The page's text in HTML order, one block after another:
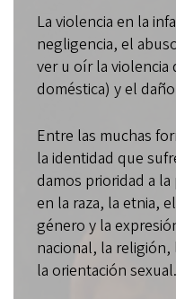
La violencia en la
negligencia, el
ver u oír la violencia
doméstica) y el
Entre las muchas
la identidad que
damos prioridad a
en la raza, la etnia,
género y la
nacional, la religión,
la orientación sexual.